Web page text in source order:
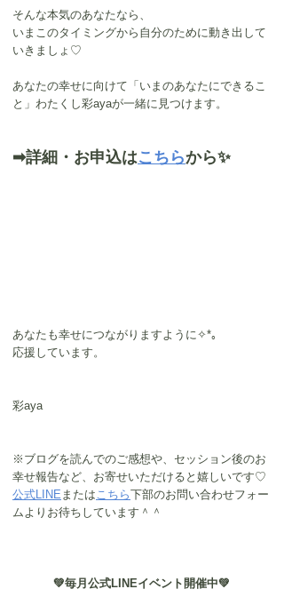
そんな本気のあなたなら、
いまこのタイミングから自分のために動き出して
いきましょ♡
あなたの幸せに向けて「いまのあなたにできるこ
と」わたくし彩ayaが一緒に見つけます。
➡詳細・お申込はこちらから✨
あなたも幸せにつながりますように✧*｡
応援しています。
彩aya
※ブログを読んでのご感想や、セッション後のお
幸せ報告など、お寄せいただけると嬉しいです♡
公式LINE またはこちら下部のお問い合わせフォー
ムよりお待ちしています＾＾
💚毎月公式LINEイベント開催中💚